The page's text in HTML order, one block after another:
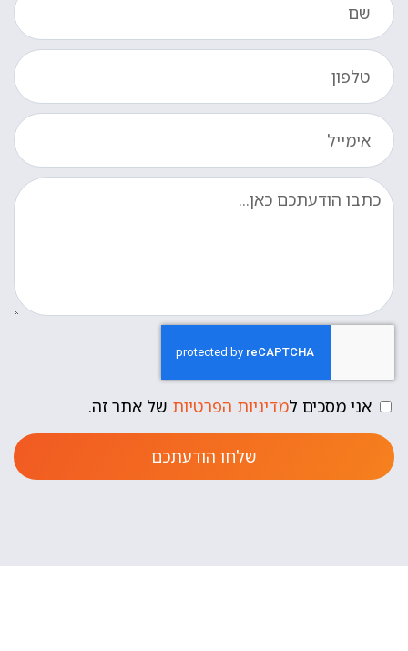
אני מסכים למדיניות הפרטיות של אתר זה.
שלחו הודעתכם